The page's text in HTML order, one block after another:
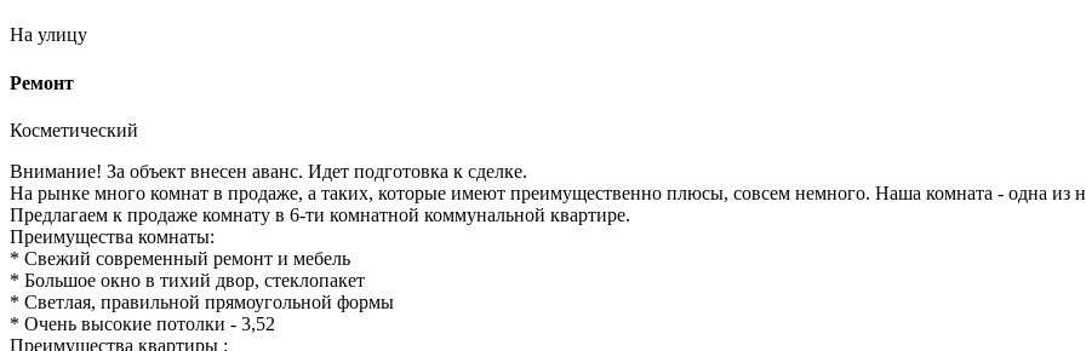
На улицу
Ремонт
Косметический
Внимание! За объект внесен аванс. Идет подготовка к сделке.
На рынке много комнат в продаже, а таких, которые имеют преимущественно плюсы, совсем немного. Наша комната - одна из
Предлагаем к продаже комнату в 6-ти комнатной коммунальной квартире.
Преимущества комнаты:
* Свежий современный ремонт и мебель
* Большое окно в тихий двор, стеклопакет
* Светлая, правильной прямоугольной формы
* Очень высокие потолки - 3,52
Преимущества квартиры :